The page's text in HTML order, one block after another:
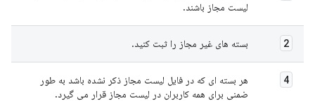
لیست مجاز باشند.
2 بسته های غیر مجاز را ثبت کنید.
4
هر بسته ای که در فایل لیست مجاز ذکر نشده باشد به طور
ضمنی برای همه کاربران در لیست مجاز قرار می گیرد.